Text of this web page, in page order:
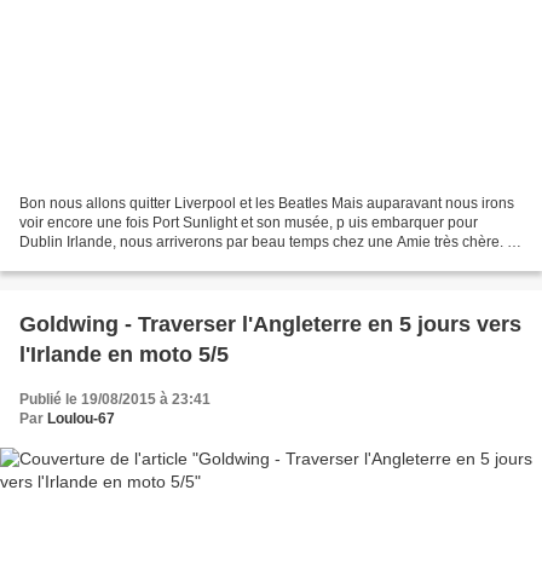
Bon nous allons quitter Liverpool et les Beatles Mais auparavant nous irons
voir encore une fois Port Sunlight et son musée, p uis embarquer pour
Dublin Irlande, nous arriverons par beau temps chez une Amie très chère. Ci
Goldwing - Traverser l'Angleterre en 5 jours vers
l'Irlande en moto 5/5
Publié le 19/08/2015 à 23:41
Par Loulou-67